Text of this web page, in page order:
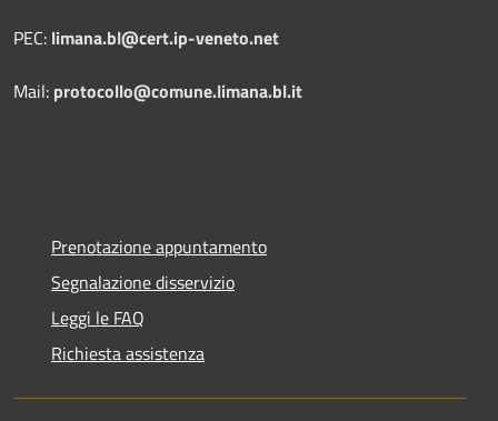
PEC: limana.bl@cert.ip-veneto.net
Mail: protocollo@comune.limana.bl.it
Prenotazione appuntamento
Segnalazione disservizio
Leggi le FAQ
Richiesta assistenza